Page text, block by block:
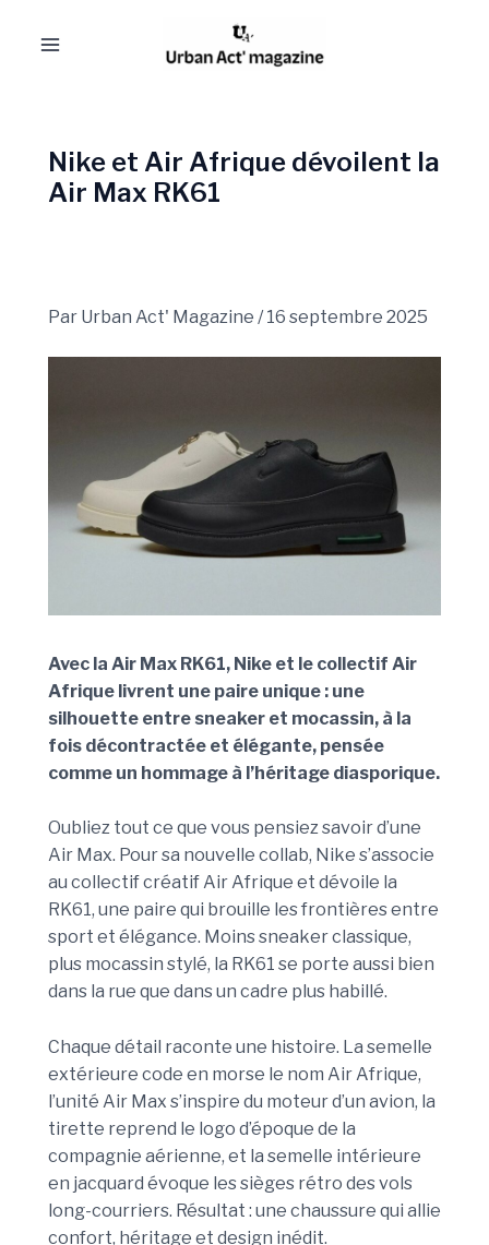
Nike et Air Afrique dévoilent la
Air Max RK61
Par Urban Act' Magazine /16 septembre 2025
Avec la Air Max RK61, Nike et le collectif Air
Afrique livrent une paire unique : une
silhouette entre sneaker et mocassin, à la
fois décontractée et élégante, pensée
comme un hommage à l’héritage diasporique.
Oubliez tout ce que vous pensiez savoir d’une
Air Max. Pour sa nouvelle collab, Nike s’associe
au collectif créatif Air Afrique et dévoile la
RK61, une paire qui brouille les frontières entre
sport et élégance. Moins sneaker classique,
plus mocassin stylé, la RK61 se porte aussi bien
dans la rue que dans un cadre plus habillé.
Chaque détail raconte une histoire. La semelle
extérieure code en morse le nom Air Afrique,
l’unité Air Max s’inspire du moteur d’un avion, la
tirette reprend le logo d’époque de la
compagnie aérienne, et la semelle intérieure
en jacquard évoque les sièges rétro des vols
long-courriers. Résultat : une chaussure qui allie
confort, héritage et design inédit.
des